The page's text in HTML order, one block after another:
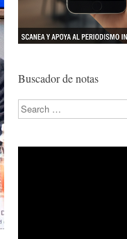
Buscador de notas
Search